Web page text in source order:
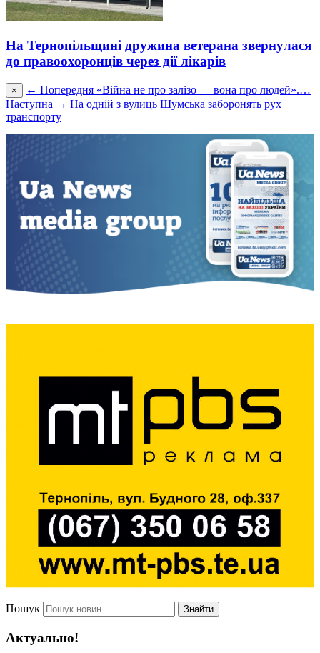
На Тернопільщині дружина ветерана звернулася
до правоохоронців через дії лікарів
× ← Попередня «Війна не про залізо — вона про людей».…
Наступна → На одній з вулиць Шумська заборонять рух
транспорту
Пошук Знайти
Актуально!